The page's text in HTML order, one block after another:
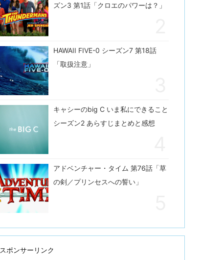
ズン3 第1話「クロエのパワーは？」
HAWAII FIVE-0 シーズン7 第18話
「取扱注意」
キャシーのbig C いま私にできること
シーズン2 あらすじまとめと感想
アドベンチャー・タイム 第76話「草
の剣／プリンセスへの誓い」
スポンサーリンク